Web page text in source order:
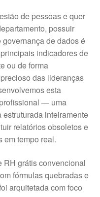
de pessoas e quer
possuir
de dados é
indicadores de
ou de forma
das lideranças
esta
— uma
inteiramente
relatórios obsoletos e
em tempo real.
RH grátis convencional
fórmulas quebradas e
arquitetada com foco